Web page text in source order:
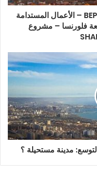
إعلان عن فتح باب الترشح برنامج BEP – الأعمال المستدامة
فلورنسا – مشروع
مدينة مستحيلة ؟